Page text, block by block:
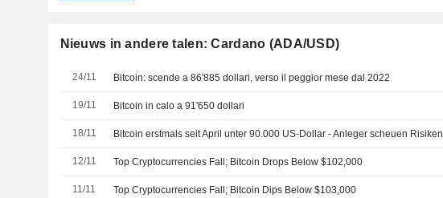
Nieuws in andere talen: Cardano (ADA/USD)
24/11 Bitcoin: scende a 86'885 dollari, verso il peggior mese dal 2022
19/11 Bitcoin in calo a 91'650 dollari
18/11 Bitcoin erstmals seit April unter 90.000 US-Dollar - Anleger scheuen Risiken
12/11 Top Cryptocurrencies Fall; Bitcoin Drops Below $102,000
11/11 Top Cryptocurrencies Fall; Bitcoin Dips Below $103,000